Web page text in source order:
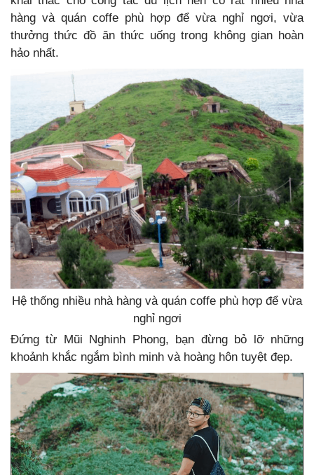
hàng và quán coffe phù hợp để vừa nghỉ ngơi, vừa
thưởng thức đồ ăn thức uống trong không gian hoàn
hảo nhất.
Hệ thống nhiều nhà hàng và quán coffe phù hợp để vừa
nghỉ ngơi
Đứng từ Mũi Nghinh Phong, bạn đừng bỏ lỡ những
khoảnh khắc ngắm bình minh và hoàng hôn tuyệt đẹp.